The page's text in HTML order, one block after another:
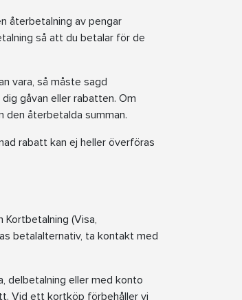
återbetalning av pengar
så att du betalar för de
vara, så måste sagd
gåvan eller rabatten. Om
den återbetalda summan.
rabatt kan ej heller överföras
Kortbetalning (Visa,
betalalternativ, ta kontakt med
delbetalning eller med konto
Vid ett kortköp förbehåller vi